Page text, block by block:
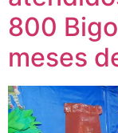
800
meses